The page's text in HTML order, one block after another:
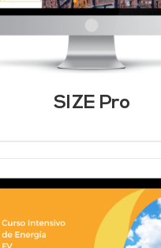
SIZE Pro